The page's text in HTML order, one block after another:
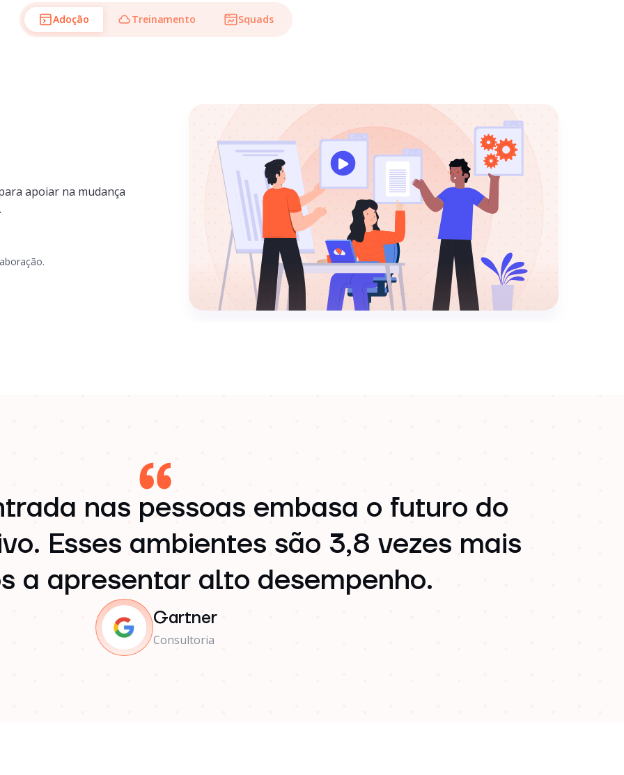
Adoção Treinamento Squads
apoiar na mudança
nas pessoas embasa o futuro do
Esses ambientes são 3,8 vezes mais
a apresentar alto desempenho.
Gartner
Consultoria